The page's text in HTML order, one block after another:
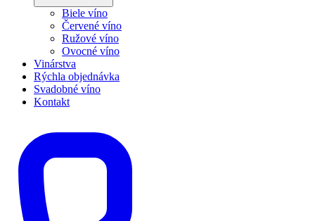
Biele víno
Červené víno
Ružové víno
Ovocné víno
Vinárstva
Rýchla objednávka
Svadobné víno
Kontakt